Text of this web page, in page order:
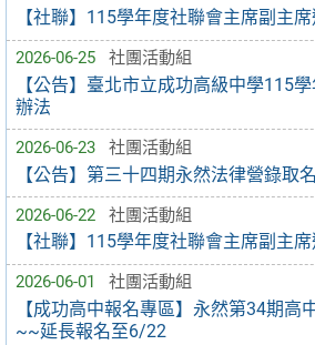
【社聯】115學年度社聯會主席副主
2026-06-25 社團活動組
【公告】臺北市立成功高級中學115
辦法
2026-06-23 社團活動組
【公告】第三十四期永然法律營錄取
2026-06-22 社團活動組
【社聯】115學年度社聯會主席副主
2026-06-01 社團活動組
【成功高中報名專區】永然第34期高
~~延長報名至6/22